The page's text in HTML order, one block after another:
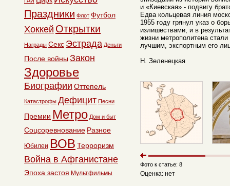
и «Киевская» - подвигу
Едва кольцевая линия
1955 году грянул указ о
излишествами, и в
жизни метрополитена
лучшим, экспортным его
Н. Зеленецкая
Фото к статье: 8
Оценка: нет
Праздники Флот Футбол
Хоккей Открытки
Награды Секс Эстрада Деньги
После войны Закон
Здоровье
Биографии Оттепель
Катастрофы Дефицит Песни
Премии Метро Дом и быт
Соцсоревнование Разное
Юбилеи ВОВ Терроризм
Война в Афганистане
Эпоха застоя Мультфильмы